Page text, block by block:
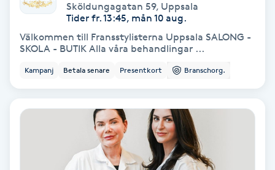
Color correction
Cryoterapi
Diamantslipning
Sköldungagatan 59, Uppsala
Tider fr. 13:45, mån 10 aug.
Välkommen till Fransstylisterna Uppsala SALONG -
SKOLA - BUTIK Alla våra behandlingar ...
Kampanj Betala senare Presentkort Branschorg.